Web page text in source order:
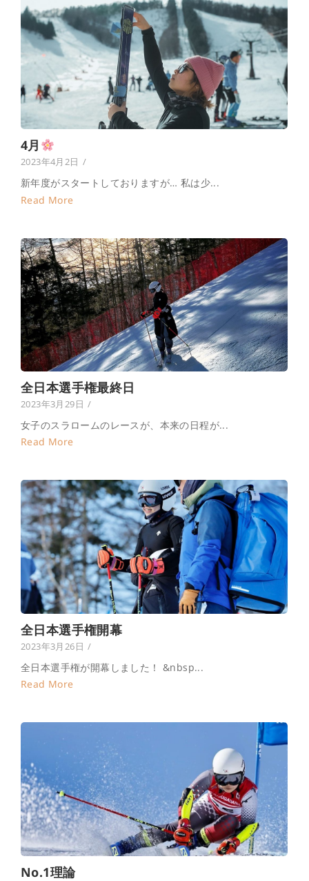
4月
2023年4月2日 /
新年度がスタートしておりますが… 私は少...
Read More
全日本選手権最終日
2023年3月29日 /
女子のスラロームのレースが、本来の日程が...
Read More
全日本選手権開幕
2023年3月26日 /
全日本選手権が開幕しました！ &nbsp...
Read More
No.1理論